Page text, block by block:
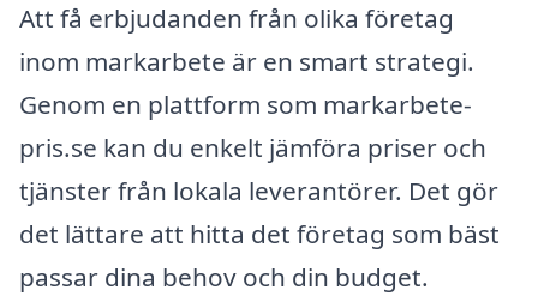
Att få erbjudanden från olika företag
inom markarbete är en smart strategi.
Genom en plattform som markarbete-
pris.se kan du enkelt jämföra priser och
tjänster från lokala leverantörer. Det gör
det lättare att hitta det företag som bäst
passar dina behov och din budget.